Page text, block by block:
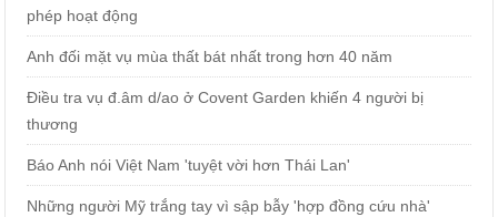
phép hoạt động
Anh đối mặt vụ mùa thất bát nhất trong hơn 40 năm
Điều tra vụ đ.âm d/ao ở Covent Garden khiến 4 người bị
thương
Báo Anh nói Việt Nam 'tuyệt vời hơn Thái Lan'
Những người Mỹ trắng tay vì sập bẫy 'hợp đồng cứu nhà'